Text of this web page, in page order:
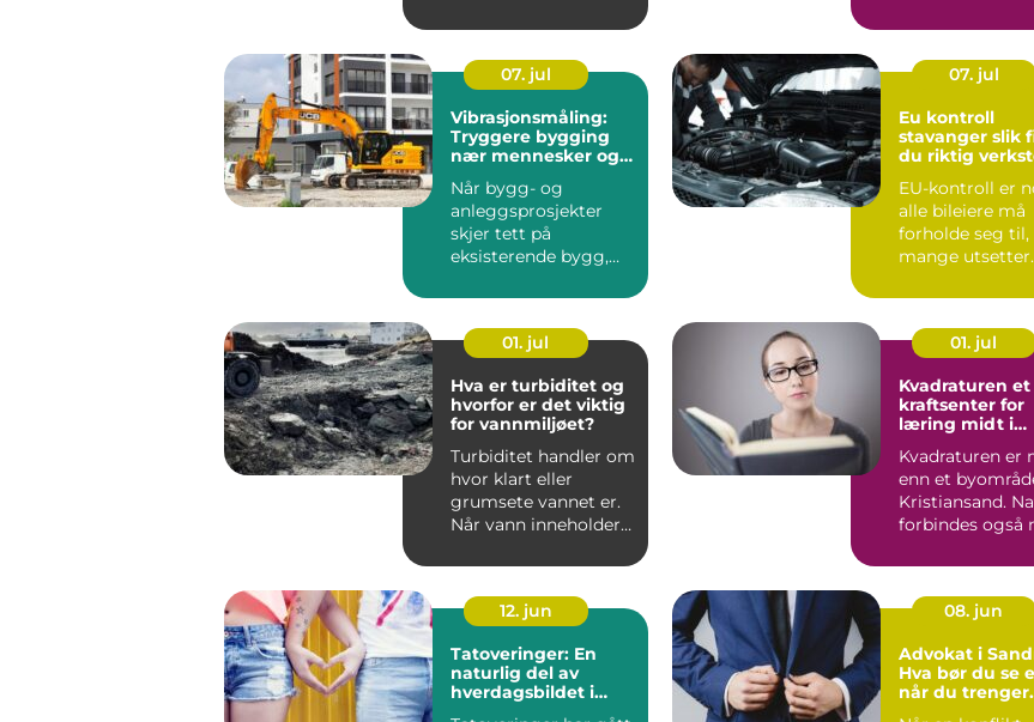
rydde l...
07. jul
Vibrasjonsmåling:
Tryggere bygging
nær mennesker og
Når bygg- og
anleggsprosjekter
skjer tett på
eksisterende bygg,
naboer,...
07. jul
Eu kontroll
stavanger slik finner
du riktig
EU-kontroll er
alle bileiere må
forholde seg til,
mange utsetter
siste lit...
01. jul
Hva er turbiditet og
hvorfor er det viktig
for vannmiljøet?
Turbiditet handler om
hvor klart eller
grumsete vannet er.
Når vann inneholder
le...
01. jul
Kvadraturen et
kraftsenter for
læring midt i
Kvadraturen er
enn et
Kristiansand.
forbindes også
mest ...
12. jun
Tatoveringer: En
naturlig del av
hverdagsbildet i
08. jun
Advokat i
Hva bør du se
når du trenger